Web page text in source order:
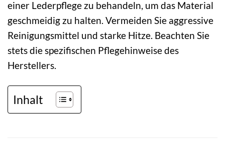
einer Lederpflege zu behandeln, um das Material
geschmeidig zu halten. Vermeiden Sie aggressive
Reinigungsmittel und starke Hitze. Beachten Sie
stets die spezifischen Pflegehinweise des
Herstellers.
Inhalt